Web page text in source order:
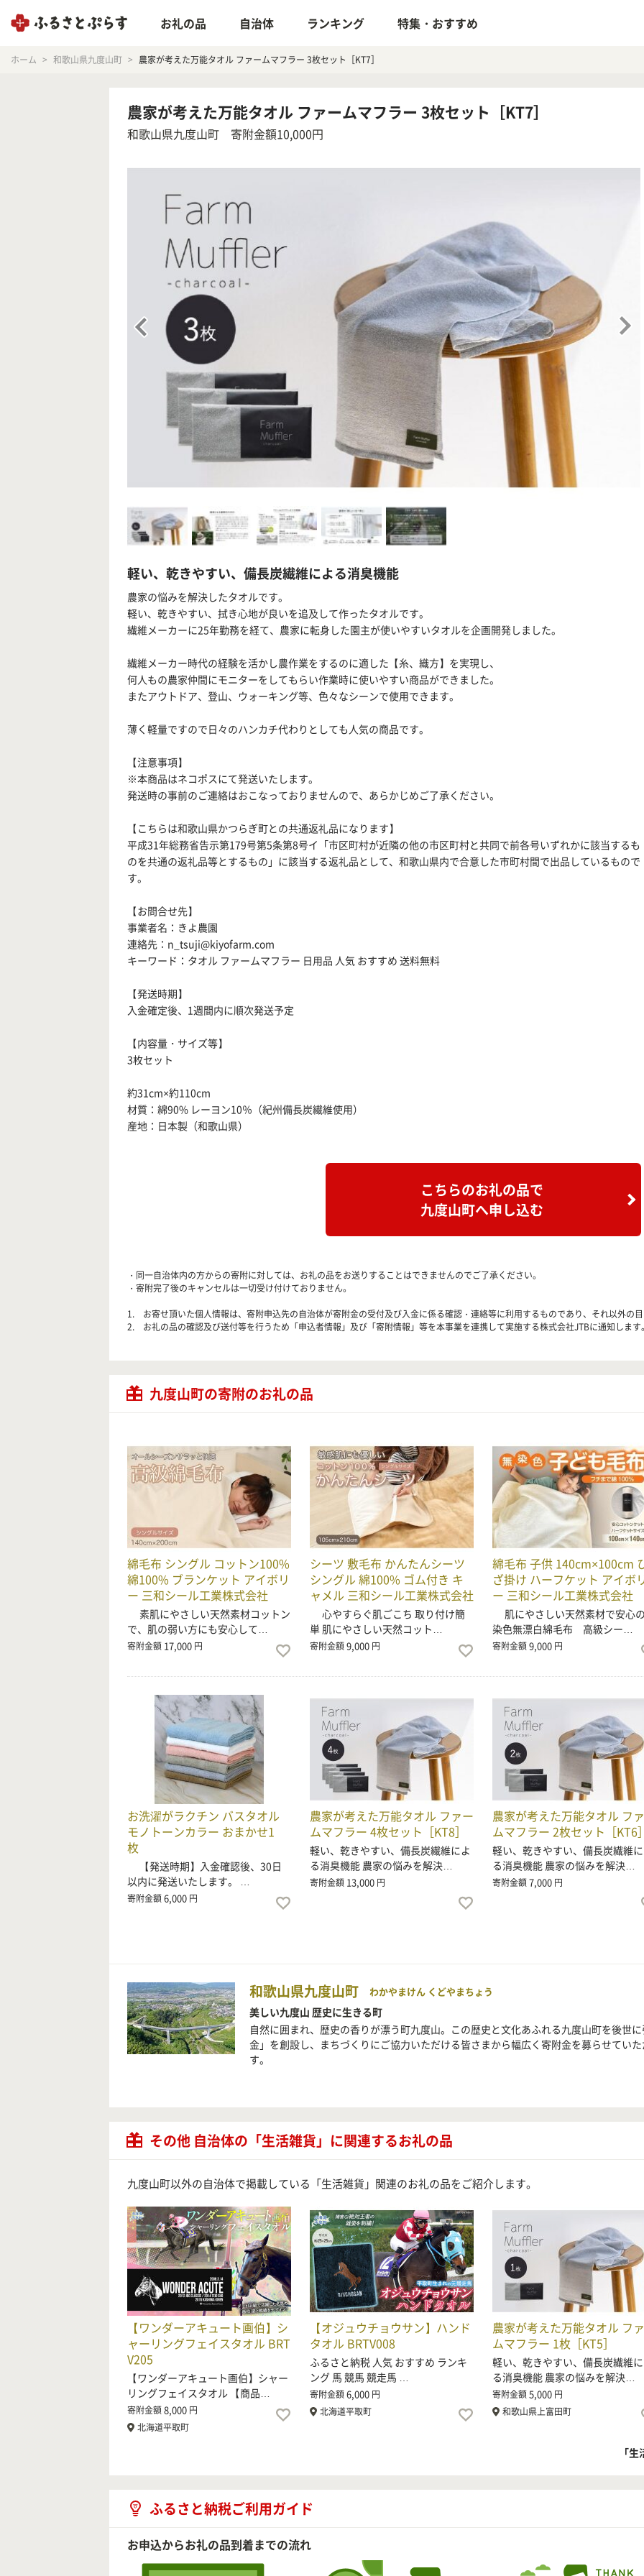
お礼の品 自治体 ランキング 特集・おすすめ
ホーム 和歌山県九度山町 農家が考えた万能タオル ファームマフラー 3枚セット［KT7］
農家が考えた万能タオル ファームマフラー 3枚セット［KT7］
和歌山県九度山町 寄附金額10,000円
軽い、乾きやすい、備長炭繊維による消臭機能
農家の悩みを解決したタオルです。
軽い、乾きやすい、拭き心地が良いを追及して作ったタオルです。
繊維メーカーに25年勤務を経て、農家に転身した園主が使いやすいタオルを企画開発しました。
繊維メーカー時代の経験を活かし農作業をするのに適した【糸、織方】を実現し、
何人もの農家仲間にモニターをしてもらい作業時に使いやすい商品ができました。
またアウトドア、登山、ウォーキング等、色々なシーンで使用できます。
薄く軽量ですので日々のハンカチ代わりとしても人気の商品です。
【注意事項】
※本商品はネコポスにて発送いたします。
発送時の事前のご連絡はおこなっておりませんので、あらかじめご了承ください。
【こちらは和歌山県かつらぎ町との共通返礼品になります】
平成31年総務省告示第179号第5条第8号イ「市区町村が近隣の他の市区町村と共同で前各号いずれかに該当するも
のを共通の返礼品等とするもの」に該当する返礼品として、和歌山県内で合意した市町村間で出品しているもので
す。
【お問合せ先】
事業者名：きよ農園
連絡先：n_tsuji@kiyofarm.com
キーワード：タオル ファームマフラー 日用品 人気 おすすめ 送料無料
【発送時期】
入金確定後、1週間内に順次発送予定
【内容量・サイズ等】
3枚セット
約31cm×約110cm
材質：綿90% レーヨン10％（紀州備長炭繊維使用）
産地：日本製（和歌山県）
こちらのお礼の品で
九度山町へ申し込む
・同一自治体内の方からの寄附に対しては、お礼の品をお送りすることはできませんのでご了承ください。
・寄附完了後のキャンセルは一切受け付けておりません。
1. お寄せ頂いた個人情報は、寄附申込先の自治体が寄附金の受付及び入金に係る確認・連絡等に利用するものであり、それ以外の
2. お礼の品の確認及び送付等を行うため「申込者情報」及び「寄附情報」等を本事業を連携して実施する株式会社JTBに通知します
九度山町の寄附のお礼の品
綿毛布 シングル コットン100%
綿100% ブランケット アイボリ
ー 三和シール工業株式会社
素肌にやさしい天然素材コットン
で、肌の弱い方にも安心して…
寄附金額 17,000 円
シーツ 敷毛布 かんたんシーツ
シングル 綿100% ゴム付き キ
ャメル 三和シール工業株式会社
心やすらぐ肌ごこち 取り付け簡
単 肌にやさしい天然コット…
寄附金額9,000 円
綿毛布 子供 140cm×100cm
ざ掛け ハーフケット アイボ
ー 三和シール工業株式会社
肌にやさしい天然素材で安心
染色無漂白綿毛布 高級シー…
寄附金額9,000 円
お洗濯がラクチン バスタオル
モノトーンカラー おまかせ1
枚
【発送時期】入金確認後、30日
以内に発送いたします。 …
寄附金額6,000 円
農家が考えた万能タオル ファー
ムマフラー 4枚セット［KT8］
軽い、乾きやすい、備長炭繊維によ
る消臭機能 農家の悩みを解決…
寄附金額 13,000 円
農家が考えた万能タオル フ
ムマフラー 2枚セット［KT6
軽い、乾きやすい、備長炭繊維
る消臭機能 農家の悩みを解決…
寄附金額7,000 円
和歌山県九度山町 わかやまけん くどやまちょう
美しい九度山 歴史に生きる町
自然に囲まれ、歴史の香りが漂う町九度山。この歴史と文化あふれる九度山町を後世
金」を創設し、まちづくりにご協力いただける皆さまから幅広く寄附金を募らせてい
す。
その他 自治体の「生活雑貨」に関連するお礼の品
九度山町以外の自治体で掲載している「生活雑貨」関連のお礼の品をご紹介します。
【ワンダーアキュート画伯】シ
ャーリングフェイスタオル BRT
V205
【ワンダーアキュート画伯】シャー
リングフェイスタオル 【商品…
寄附金額8,000 円
北海道平取町
【オジュウチョウサン】ハンド
タオル BRTV008
ふるさと納税 人気 おすすめ ランキ
ング 馬 競馬 競走馬 …
寄附金額6,000 円
北海道平取町
農家が考えた万能タオル フ
ムマフラー 1枚［KT5］
軽い、乾きやすい、備長炭繊維
る消臭機能 農家の悩みを解決…
寄附金額5,000 円
和歌山県上富田町
「
ふるさと納税ご利用ガイド
お申込からお礼の品到着までの流れ